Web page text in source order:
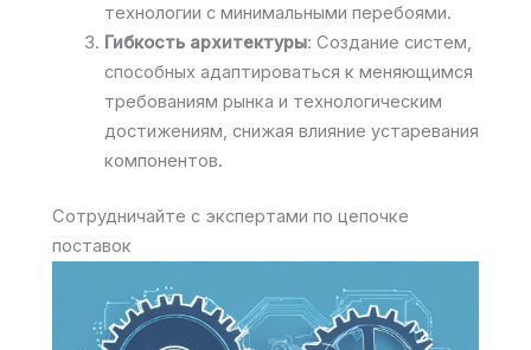
технологии с минимальными перебоями.
Гибкость архитектуры: Создание систем,
способных адаптироваться к меняющимся
требованиям рынка и технологическим
достижениям, снижая влияние устаревания
компонентов.
Сотрудничайте с экспертами по цепочке
поставок